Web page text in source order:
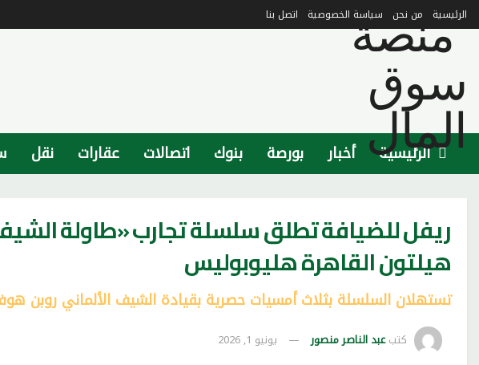
الرئيسية من نحن سياسة الخصوصية اتصل بنا
الرئيسية أخبار بورصة بنوك اتصالات عقارات نقل
ريفل للضيافة تطلق سلسلة تجارب «طاولة
هيلتون القاهرة هليوبوليس
تستهلان السلسلة بثلاث أمسيات حصرية بقيادة الشيف الألماني روبن
كتبعبد الناصر منصور يونيو 1, 2026